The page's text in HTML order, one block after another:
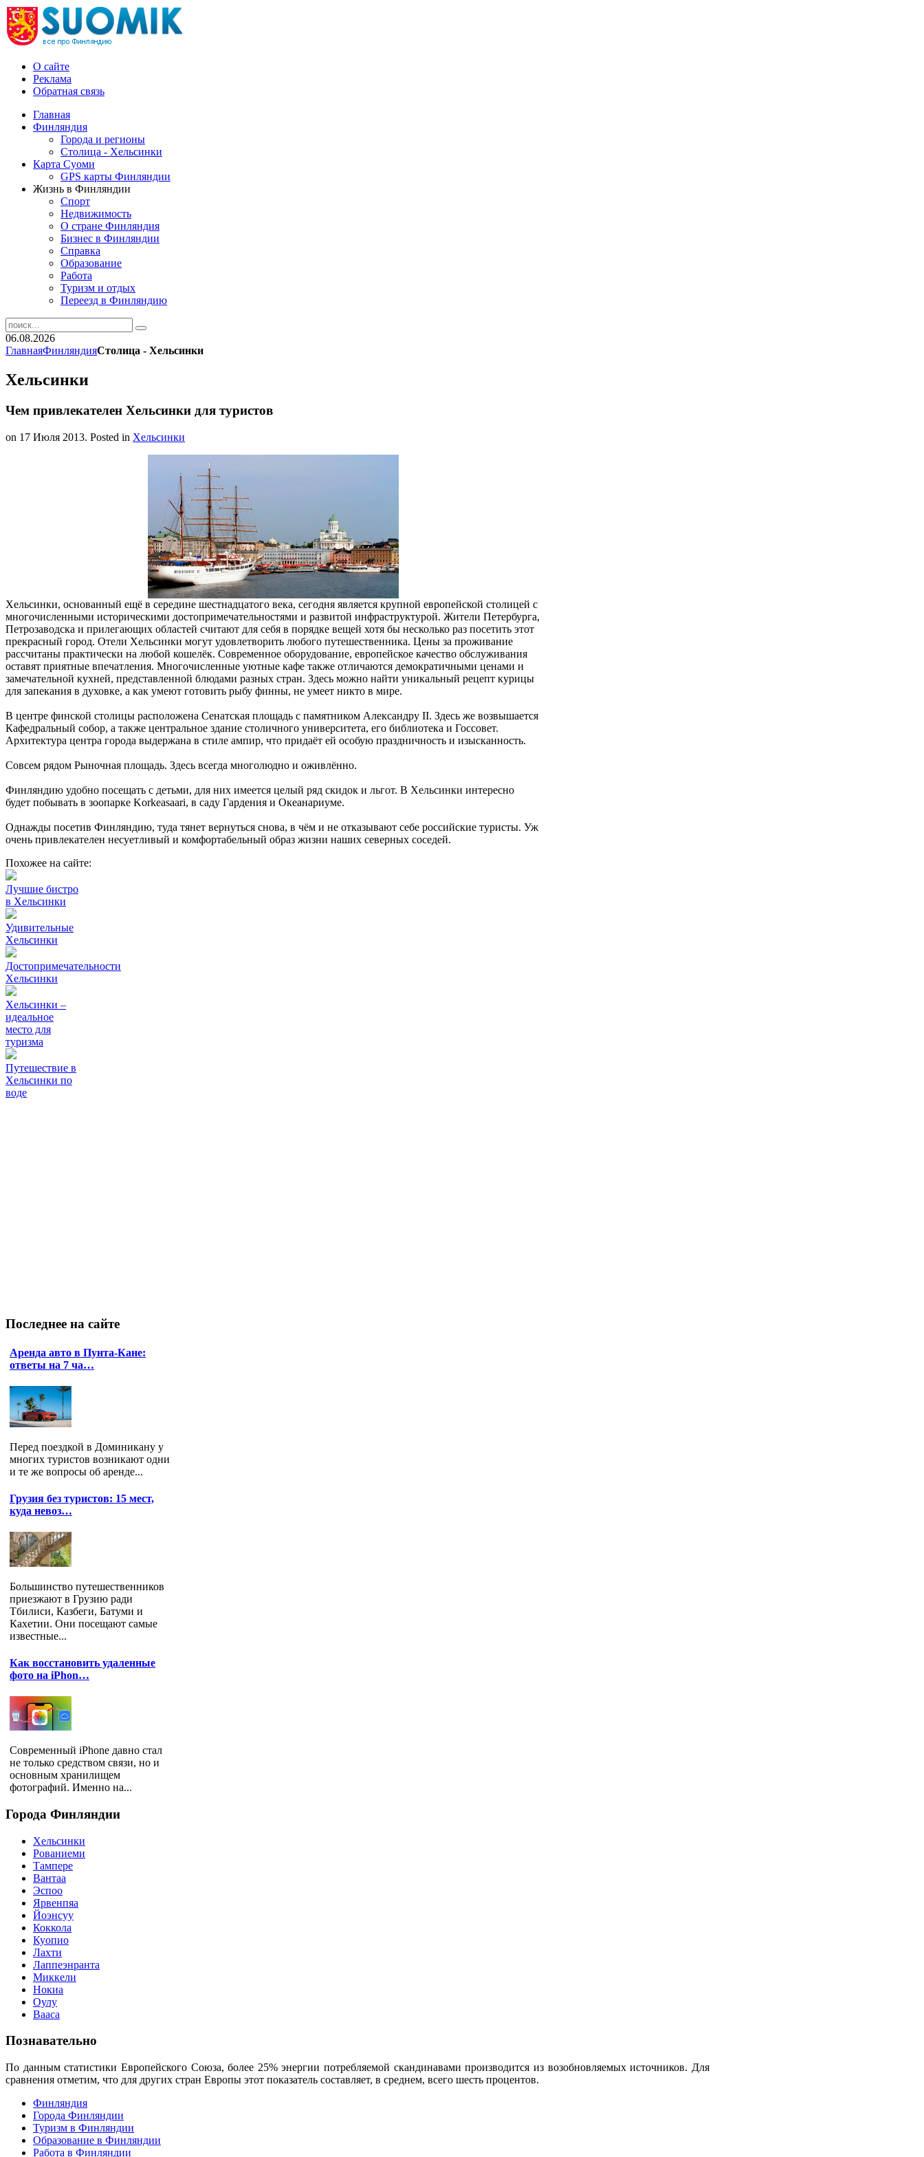
О сайте
Реклама
Обратная связь
Главная
Финляндия
Города и регионы
Столица - Хельсинки
Карта Суоми
GPS карты Финляндии
Жизнь в Финляндии
Спорт
Недвижимость
О стране Финляндия
Бизнес в Финляндии
Справка
Образование
Работа
Туризм и отдых
Переезд в Финляндию
06.08.2026
ГлавнаяФинляндияСтолица - Хельсинки
Хельсинки
Чем привлекателен Хельсинки для туристов
on 17 Июля 2013. Posted in Хельсинки
Хельсинки, основанный ещё в середине шестнадцатого века, сегодня является крупной европейской столицей с
многочисленными историческими достопримечательностями и развитой инфраструктурой. Жители Петербурга,
Петрозаводска и прилегающих областей считают для себя в порядке вещей хотя бы несколько раз посетить этот
прекрасный город. Отели Хельсинки могут удовлетворить любого путешественника. Цены за проживание
рассчитаны практически на любой кошелёк. Современное оборудование, европейское качество обслуживания
оставят приятные впечатления. Многочисленные уютные кафе также отличаются демократичными ценами и
замечательной кухней, представленной блюдами разных стран. Здесь можно найти уникальный рецепт курицы
для запекания в духовке, а как умеют готовить рыбу финны, не умеет никто в мире.
В центре финской столицы расположена Сенатская площадь с памятником Александру II. Здесь же возвышается
Кафедральный собор, а также центральное здание столичного университета, его библиотека и Госсовет.
Архитектура центра города выдержана в стиле ампир, что придаёт ей особую праздничность и изысканность.
Совсем рядом Рыночная площадь. Здесь всегда многолюдно и оживлённо.
Финляндию удобно посещать с детьми, для них имеется целый ряд скидок и льгот. В Хельсинки интересно
будет побывать в зоопарке Korkeasaari, в саду Гардения и Океанариуме.
Однажды посетив Финляндию, туда тянет вернуться снова, в чём и не отказывают себе российские туристы. Уж
очень привлекателен несуетливый и комфортабельный образ жизни наших северных соседей.
Похожее на сайте:
Лучшие бистро
в Хельсинки
Удивительные
Хельсинки
Достопримечательности
Хельсинки
Хельсинки –
идеальное
место для
туризма
Путешествие в
Хельсинки по
воде
Последнее на сайте
Аренда авто в Пунта-Кане:
ответы на 7 ча…
Перед поездкой в Доминикану у
многих туристов возникают одни
и те же вопросы об аренде...
Грузия без туристов: 15 мест,
куда невоз…
Большинство путешественников
приезжают в Грузию ради
Тбилиси, Казбеги, Батуми и
Кахетии. Они посещают самые
известные...
Как восстановить удаленные
фото на iPhon…
Современный iPhone давно стал
не только средством связи, но и
основным хранилищем
фотографий. Именно на...
Города Финляндии
Хельсинки
Рованиеми
Тампере
Вантаа
Эспоо
Ярвенпяа
Йоэнсуу
Коккола
Куопио
Лахти
Лаппеэнранта
Миккели
Нокиа
Оулу
Вааса
Познавательно
По данным статистики Европейского Союза, более 25% энергии потребляемой скандинавами производится из возобновляемых источников. Для
сравнения отметим, что для других стран Европы этот показатель составляет, в среднем, всего шесть процентов.
Финляндия
Города Финляндии
Туризм в Финляндии
Образование в Финляндии
Работа в Финляндии